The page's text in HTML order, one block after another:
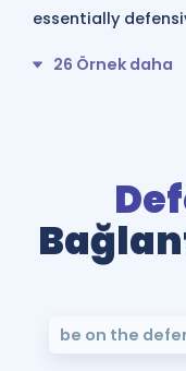
essentially
26 Örnek daha
be on the